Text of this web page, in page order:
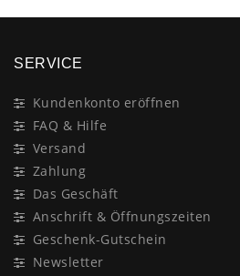
SERVICE
Kundenkonto eröffnen
FAQ & Hilfe
Versand
Zahlung
Das Geschäft
Anschrift & Öffnungszeiten
Geschenk-Gutschein
Newsletter